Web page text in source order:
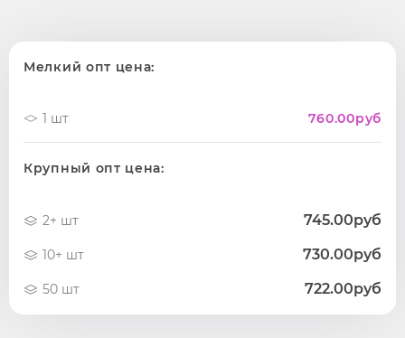
Мелкий опт цена:
1 шт 760.00руб
Крупный опт цена:
2+ шт 745.00руб
10+ шт 730.00руб
50 шт 722.00руб